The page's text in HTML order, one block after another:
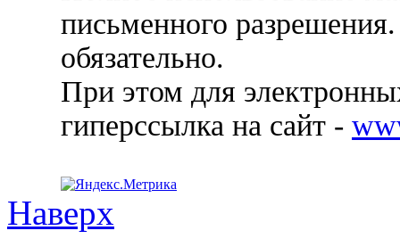
письменного
обязательно.
При этом для
гиперссылка на сайт -
Наверх